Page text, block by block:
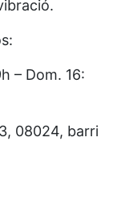
– Dom. 16:
08024, barri